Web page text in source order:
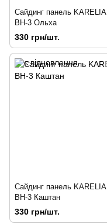
Сайдинг панель KARELIA
ВН-3 Ольха
330 грн/шт.
Сайдинг панель KARELIA
ВН-3 Каштан
330 грн/шт.